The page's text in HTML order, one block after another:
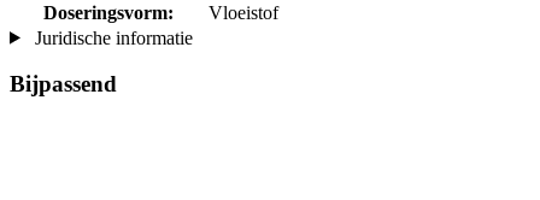
Doseringsvorm:
Vloeistof
Juridische informatie
Bijpassend